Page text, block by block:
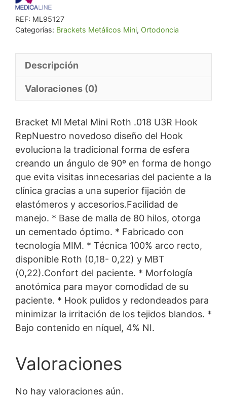
Hook
REF: ML95127
Categorías: Brackets Metálicos Mini, Ortodoncia
Descripción
Valoraciones (0)
Bracket Ml Metal Mini Roth .018 U3R Hook
RepNuestro novedoso diseño del Hook
evoluciona la tradicional forma de esfera
creando un ángulo de 90º en forma de hongo
que evita visitas innecesarias del paciente a la
clínica gracias a una superior fijación de
elastómeros y accesorios.Facilidad de
manejo. * Base de malla de 80 hilos, otorga
un cementado óptimo. * Fabricado con
tecnología MIM. * Técnica 100% arco recto,
disponible Roth (0,18- 0,22) y MBT
(0,22).Confort del paciente. * Morfología
anotómica para mayor comodidad de su
paciente. * Hook pulidos y redondeados para
minimizar la irritación de los tejidos blandos. *
Bajo contenido en níquel, 4% NI.
Valoraciones
No hay valoraciones aún.